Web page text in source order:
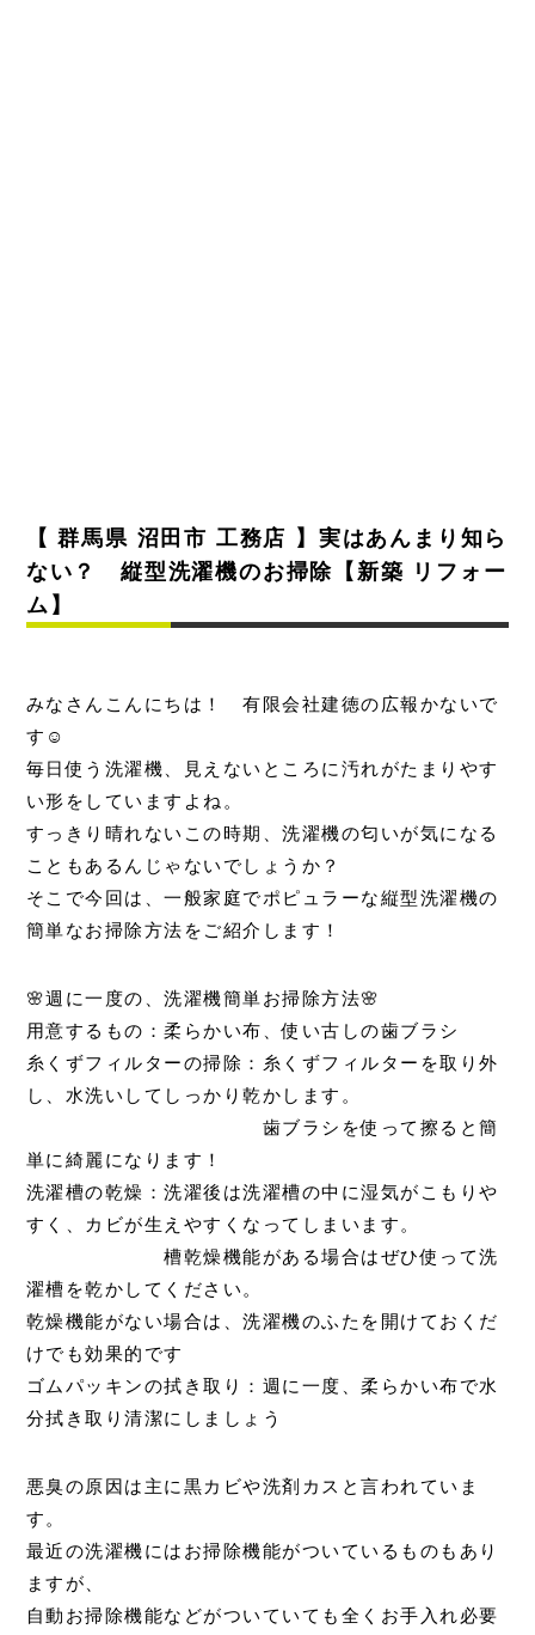
【 群馬県 沼田市 工務店 】実はあんまり知ら
ない？ 縦型洗濯機のお掃除【新築 リフォー
ム】
みなさんこんにちは！ 有限会社建徳の広報かないで
す☺️
毎日使う洗濯機、見えないところに汚れがたまりやす
い形をしていますよね。
すっきり晴れないこの時期、洗濯機の匂いが気になる
こともあるんじゃないでしょうか？
そこで今回は、一般家庭でポピュラーな縦型洗濯機の
簡単なお掃除方法をご紹介します！
🌸週に一度の、洗濯機簡単お掃除方法🌸
用意するもの：柔らかい布、使い古しの歯ブラシ
糸くずフィルターの掃除：糸くずフィルターを取り外
し、水洗いしてしっかり乾かします。
歯ブラシを使って擦ると簡
単に綺麗になります！
洗濯槽の乾燥：洗濯後は洗濯槽の中に湿気がこもりや
すく、カビが生えやすくなってしまいます。
槽乾燥機能がある場合はぜひ使って洗
濯槽を乾かしてください。
乾燥機能がない場合は、洗濯機のふたを開けておくだ
けでも効果的です
ゴムパッキンの拭き取り：週に一度、柔らかい布で水
分拭き取り清潔にしましょう
悪臭の原因は主に黒カビや洗剤カスと言われていま
す。
最近の洗濯機にはお掃除機能がついているものもあり
ますが、
自動お掃除機能などがついていても全くお手入れ必要